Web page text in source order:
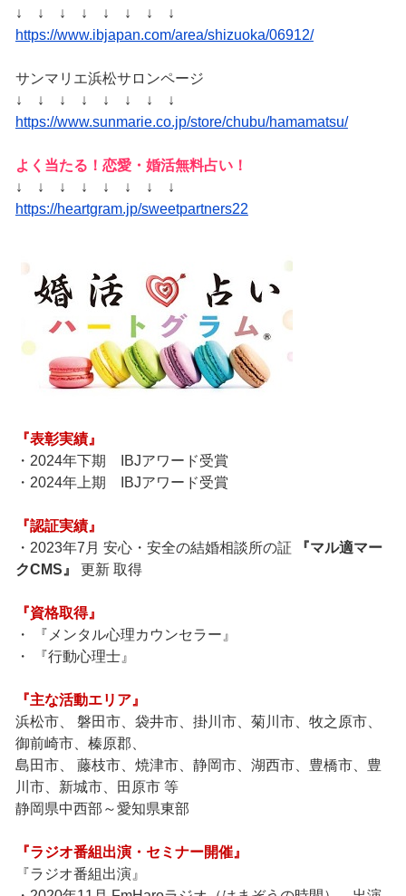
↓ ↓ ↓ ↓ ↓ ↓ ↓ ↓
https://www.ibjapan.com/area/shizuoka/06912/
サンマリエ浜松サロンページ
↓ ↓ ↓ ↓ ↓ ↓ ↓ ↓
https://www.sunmarie.co.jp/store/chubu/hamamatsu/
よく当たる！恋愛・婚活無料占い！
↓ ↓ ↓ ↓ ↓ ↓ ↓ ↓
https://heartgram.jp/sweetpartners22
『表彰実績』
・2024年下期 IBJアワード受賞
・2024年上期 IBJアワード受賞
『認証実績』
・2023年7月 安心・安全の結婚相談所の証
『マル適マー
クCMS』
更新 取得
『資格取得』
・ 『メンタル心理カウンセラー』
・ 『行動心理士』
『主な活動エリア』
浜松市、 磐田市、袋井市、掛川市、菊川市、牧之原市、
御前崎市、榛原郡、
島田市、 藤枝市、焼津市、静岡市、湖西市、豊橋市、豊
川市、新城市、田原市 等
静岡県中西部～愛知県東部
『ラジオ番組出演・セミナー開催』
『ラジオ番組出演』